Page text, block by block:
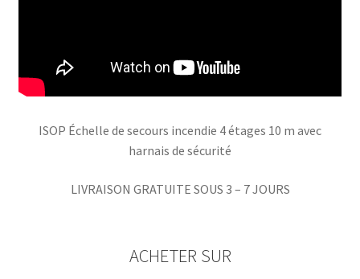
ISOP Échelle de secours incendie 4 étages 10 m avec
harnais de sécurité
LIVRAISON GRATUITE SOUS 3 – 7 JOURS
ACHETER SUR